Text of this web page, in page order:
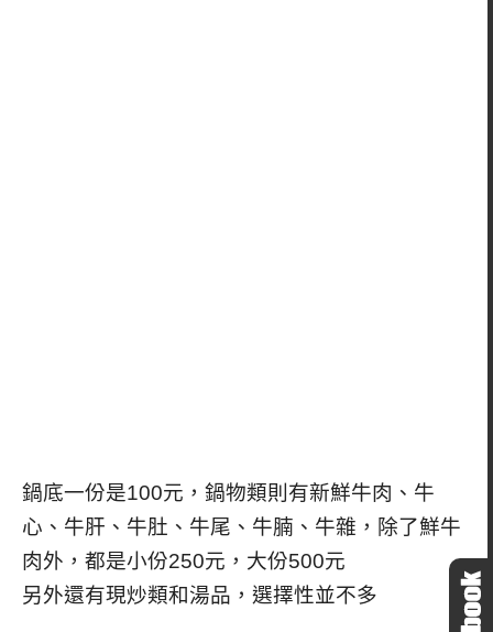
鍋底一份是100元，鍋物類則有新鮮牛肉、牛
心、牛肝、牛肚、牛尾、牛腩、牛雜，除了鮮牛
肉外，都是小份250元，大份500元
另外還有現炒類和湯品，選擇性並不多